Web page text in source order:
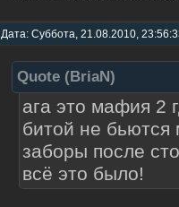
Дата: Суббота, 21.08.2010,
Quote (BriaN)
ага это мафия 2
битой не бьются
заборы после
всё это было!